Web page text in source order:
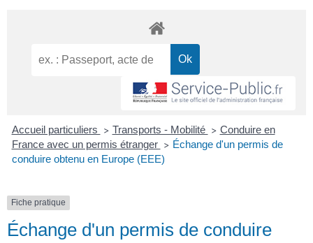
Accueil particuliers > Transports - Mobilité > Conduire en
France avec un permis étranger > Échange d'un permis de
conduire obtenu en Europe (EEE)
Fiche pratique
Échange d'un permis de conduire